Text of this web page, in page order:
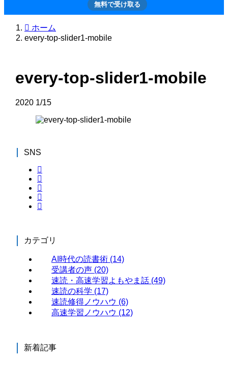
無料で受け取る
ホーム
every-top-slider1-mobile
every-top-slider1-mobile
2020 1/15
SNS
カテゴリ
AI時代の読書術 (14)
受講者の声 (20)
速読・高速学習よもやま話 (49)
速読の科学 (17)
速読修得ノウハウ (6)
高速学習ノウハウ (12)
新着記事